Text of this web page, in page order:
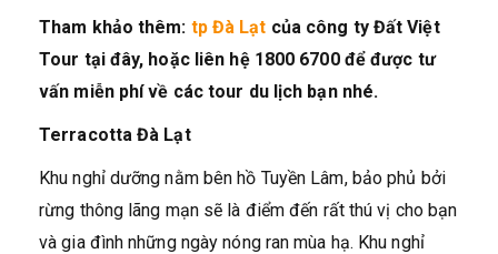
Tham khảo thêm: tp Đà Lạt của công ty Đất Việt
Tour tại đây, hoặc liên hệ 1800 6700 để được tư
vấn miễn phí về các tour du lịch bạn nhé.
Terracotta Đà Lạt
Khu nghỉ dưỡng nằm bên hồ Tuyền Lâm, bảo phủ bởi
rừng thông lãng mạn sẽ là điểm đến rất thú vị cho bạn
và gia đình những ngày nóng ran mùa hạ. Khu nghỉ